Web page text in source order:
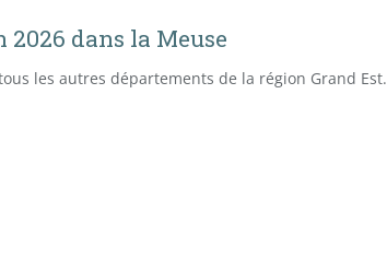
dans la Meuse
les autres départements de la région Grand Est.